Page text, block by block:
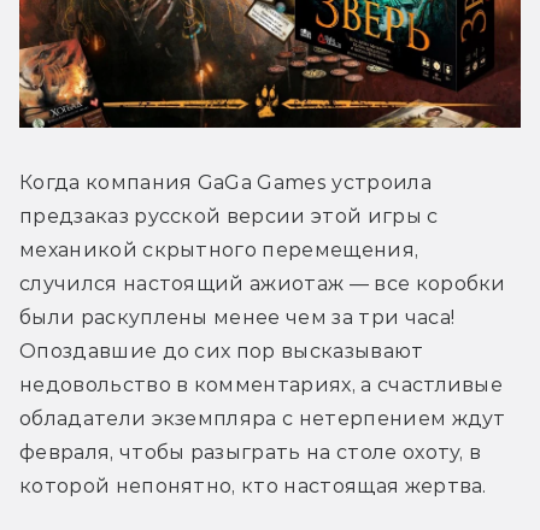
Когда компания GaGa Games устроила
предзаказ русской версии этой игры с
механикой скрытного перемещения,
случился настоящий ажиотаж — все коробки
были раскуплены менее чем за три часа!
Опоздавшие до сих пор высказывают
недовольство в комментариях, а счастливые
обладатели экземпляра с нетерпением ждут
февраля, чтобы разыграть на столе охоту, в
которой непонятно, кто настоящая жертва.